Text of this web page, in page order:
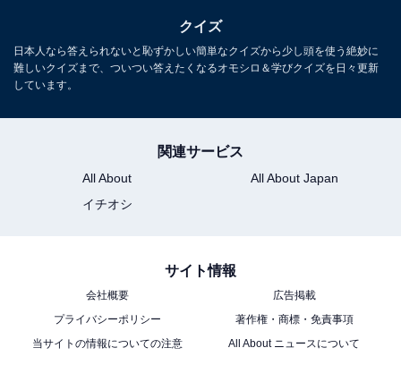
クイズ
日本人なら答えられないと恥ずかしい簡単なクイズから少し頭を使う絶妙に
難しいクイズまで、ついつい答えたくなるオモシロ＆学びクイズを日々更新
しています。
関連サービス
All About
All About Japan
イチオシ
サイト情報
会社概要
広告掲載
プライバシーポリシー
著作権・商標・免責事項
当サイトの情報についての注意
All About ニュースについて